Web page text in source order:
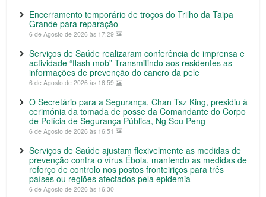
Encerramento temporário de troços do Trilho da Taipa
Grande para reparação
6 de Agosto de 2026 às 17:29
Serviços de Saúde realizaram conferência de imprensa e
actividade “flash mob” Transmitindo aos residentes as
informações de prevenção do cancro da pele
6 de Agosto de 2026 às 16:59
O Secretário para a Segurança, Chan Tsz King, presidiu à
cerimónia da tomada de posse da Comandante do Corpo
de Polícia de Segurança Pública, Ng Sou Peng
6 de Agosto de 2026 às 16:51
Serviços de Saúde ajustam flexivelmente as medidas de
prevenção contra o vírus Ébola, mantendo as medidas de
reforço de controlo nos postos fronteiriços para três
países ou regiões afectados pela epidemia
6 de Agosto de 2026 às 16:30